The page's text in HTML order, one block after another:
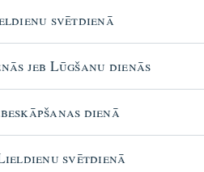
svētdienā
jeb Lūgšanu dienās
dienā
svētdienā